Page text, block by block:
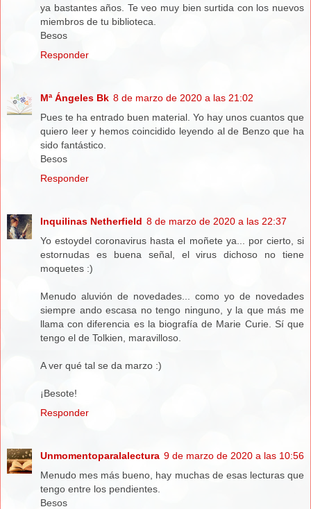
ya bastantes años. Te veo muy bien surtida con los nuevos
miembros de tu biblioteca.
Besos
Responder
Mª Ángeles Bk 8 de marzo de 2020 a las 21:02
Pues te ha entrado buen material. Yo hay unos cuantos que
quiero leer y hemos coincidido leyendo al de Benzo que ha
sido fantástico.
Besos
Responder
Inquilinas Netherfield 8 de marzo de 2020 a las 22:37
Yo estoydel coronavirus hasta el moñete ya... por cierto, si
estornudas es buena señal, el virus dichoso no tiene
moquetes :)
Menudo aluvión de novedades... como yo de novedades
siempre ando escasa no tengo ninguno, y la que más me
llama con diferencia es la biografía de Marie Curie. Sí que
tengo el de Tolkien, maravilloso.
A ver qué tal se da marzo :)
¡Besote!
Responder
Unmomentoparalalectura 9 de marzo de 2020 a las 10:56
Menudo mes más bueno, hay muchas de esas lecturas que
tengo entre los pendientes.
Besos